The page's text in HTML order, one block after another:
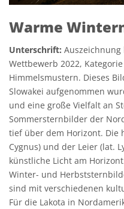
Warme
Unterschrift: Auszeichnung
Wettbewerb 2022,
Himmelsmustern. Dieses
Slowakei aufgenommen
und eine große Vielfalt an
Sommersternbilder der
tief über dem Horizont. Die
Cygnus) und der Leier (lat.
künstliche Licht am
Winter- und
sind mit verschiedenen
Für die Lakota in